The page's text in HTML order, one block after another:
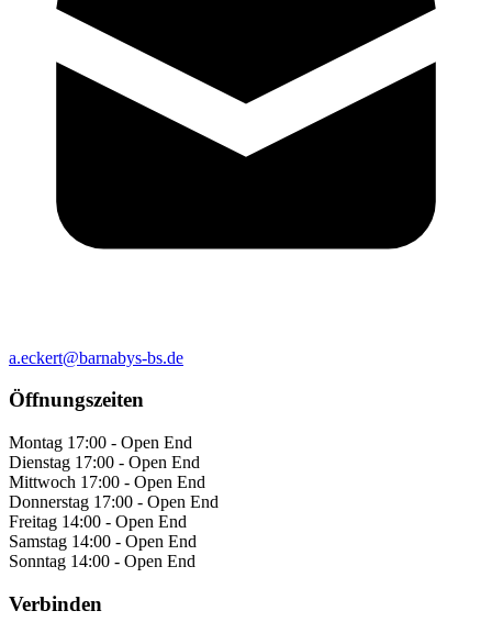
a.eckert@barnabys-bs.de
Öffnungszeiten
Montag 17:00 - Open End
Dienstag 17:00 - Open End
Mittwoch 17:00 - Open End
Donnerstag 17:00 - Open End
Freitag 14:00 - Open End
Samstag 14:00 - Open End
Sonntag 14:00 - Open End
Verbinden